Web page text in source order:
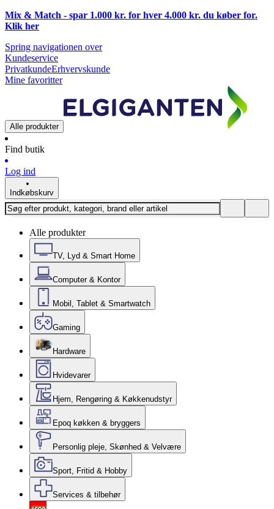
Mix & Match - spar 1.000 kr. for hver 4.000 kr. du køber for.
Klik her
Spring navigationen over
Kundeservice
PrivatkundeErhvervskunde
Mine favoritter
Alle produkter
Find butik
Log ind
Indkøbskurv
Alle produkter
TV, Lyd & Smart Home
Computer & Kontor
Mobil, Tablet & Smartwatch
Gaming
Hardware
Hvidevarer
Hjem, Rengøring & Køkkenudstyr
Epoq køkken & bryggers
Personlig pleje, Skønhed & Velvære
Sport, Fritid & Hobby
Services & tilbehør